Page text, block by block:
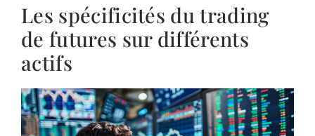
Les spécificités du trading
de futures sur différents
actifs